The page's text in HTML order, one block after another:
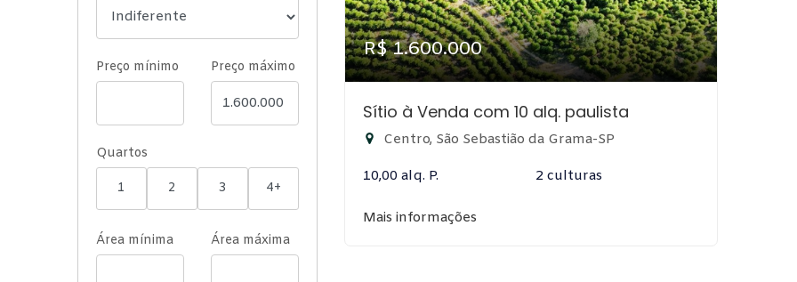
Preço mínimo Preço máximo
Quartos
1 2 3 4+
Área mínima Área máxima
R$ 1.600.000
Sítio à Venda com 10 alq. paulista
Centro, São Sebastião da Grama-SP
10,00 alq. P. 2 culturas
Mais informações